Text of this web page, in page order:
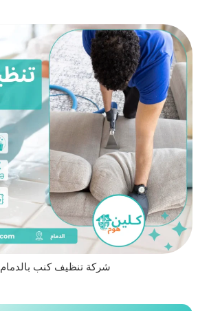
شركة تنظيف كنب بالدمام